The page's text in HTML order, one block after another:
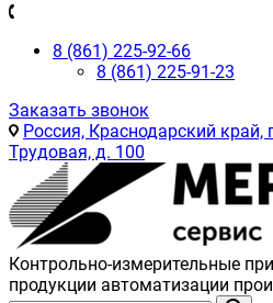
8 (861) 225-92-66
8 (861) 225-91-23
Заказать звонок
Россия, Краснодарский край,
Трудовая, д. 100
Контрольно-измерительные
продукции автоматизации